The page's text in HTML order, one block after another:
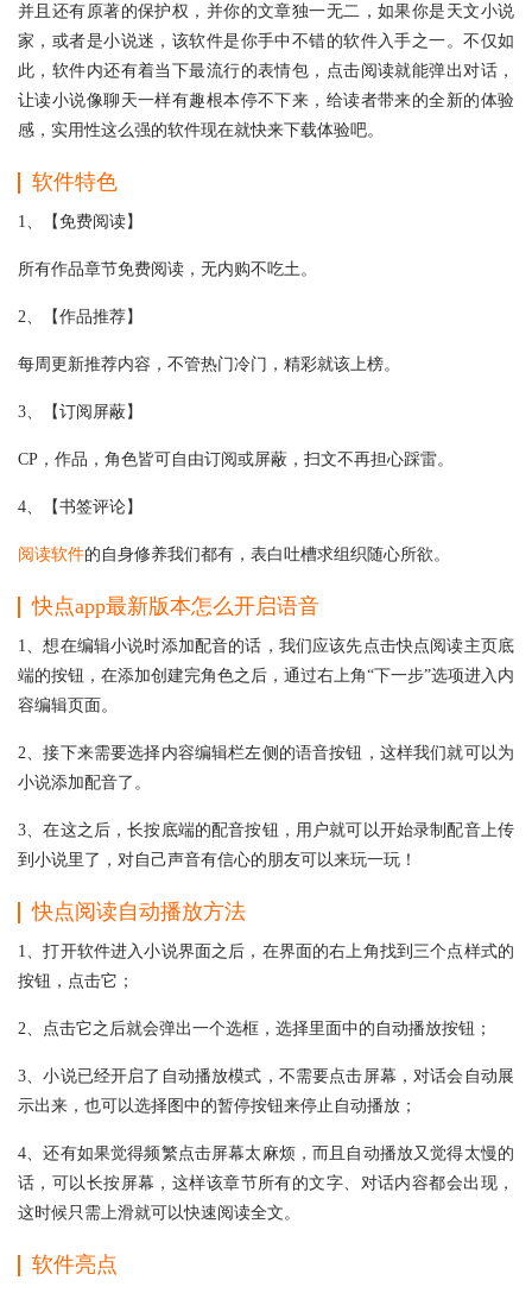
并且还有原著的保护权，并你的文章独一无二，如果你是天文小说
家，或者是小说迷，该软件是你手中不错的软件入手之一。不仅如
此，软件内还有着当下最流行的表情包，点击阅读就能弹出对话，
让读小说像聊天一样有趣根本停不下来，给读者带来的全新的体验
感，实用性这么强的软件现在就快来下载体验吧。
软件特色
1、【免费阅读】
所有作品章节免费阅读，无内购不吃土。
2、【作品推荐】
每周更新推荐内容，不管热门冷门，精彩就该上榜。
3、【订阅屏蔽】
CP，作品，角色皆可自由订阅或屏蔽，扫文不再担心踩雷。
4、【书签评论】
阅读软件的自身修养我们都有，表白吐槽求组织随心所欲。
快点app最新版本怎么开启语音
1、想在编辑小说时添加配音的话，我们应该先点击快点阅读主页底
端的按钮，在添加创建完角色之后，通过右上角“下一步”选项进入内
容编辑页面。
2、接下来需要选择内容编辑栏左侧的语音按钮，这样我们就可以为
小说添加配音了。
3、在这之后，长按底端的配音按钮，用户就可以开始录制配音上传
到小说里了，对自己声音有信心的朋友可以来玩一玩！
快点阅读自动播放方法
1、打开软件进入小说界面之后，在界面的右上角找到三个点样式的
按钮，点击它；
2、点击它之后就会弹出一个选框，选择里面中的自动播放按钮；
3、小说已经开启了自动播放模式，不需要点击屏幕，对话会自动展
示出来，也可以选择图中的暂停按钮来停止自动播放；
4、还有如果觉得频繁点击屏幕太麻烦，而且自动播放又觉得太慢的
话，可以长按屏幕，这样该章节所有的文字、对话内容都会出现，
这时候只需上滑就可以快速阅读全文。
软件亮点